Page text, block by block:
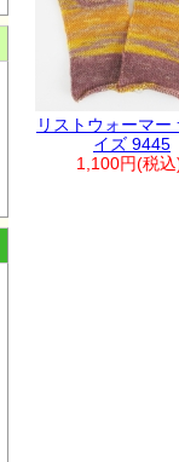
リストウォーマー
イズ 9445
1,100円(税込